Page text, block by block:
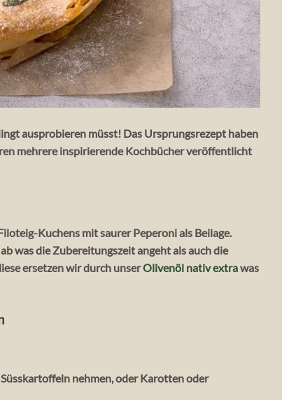
ausprobieren müsst! Das Ursprungsrezept haben
mehrere inspirierende Kochbücher veröffentlicht
Kuchens mit saurer Peperoni als Beilage.
was die Zubereitungszeit angeht als auch die
ersetzen wir durch unserOlivenöl nativ extrawas
nehmen, oder Karotten oder